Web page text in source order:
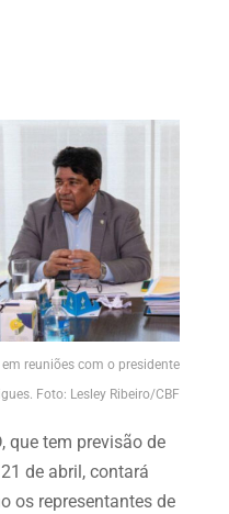
reuniões com o presidente
Foto: Lesley Ribeiro/CBF
que tem previsão de
de abril, contará
os representantes de